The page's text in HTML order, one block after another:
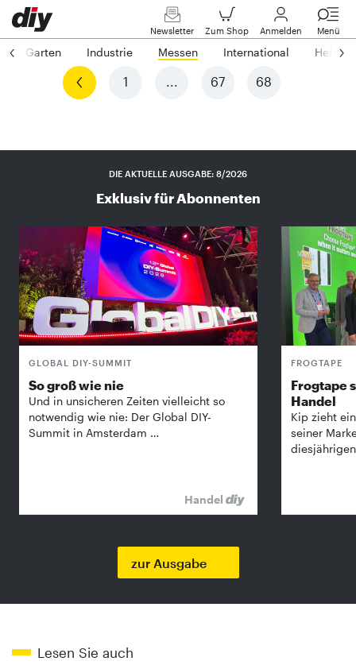
Newsletter Zum Shop Anmelden Menü
Garten Industrie Messen International
Vorherige 1 67 68
DIE AKTUELLE AUSGABE: 8/2026
Exklusiv für Abonnenten
GLOBAL DIY-SUMMIT
So groß wie nie
Und in unsicheren Zeiten vielleicht so
notwendig wie nie: Der Global DIY-
Summit in Amsterdam …
Handel
FROGTAPE
Frogtape
Handel
Kip zieht
seiner
zur Ausgabe
Lesen Sie auch